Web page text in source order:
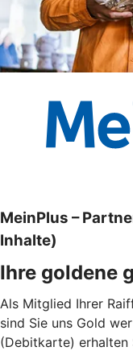
MeinPlus –
Inhalte)
Ihre goldene
Als Mitglied Ihrer
sind Sie uns Gold
(Debitkarte) erhalten